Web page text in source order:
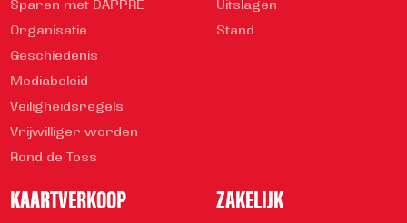
Sparen met DAPPRE
Organisatie
Geschiedenis
Mediabeleid
Veiligheidsregels
Vrijwilliger worden
Rond de Toss
Uitslagen
Stand
KAARTVERKOOP ZAKELIJK